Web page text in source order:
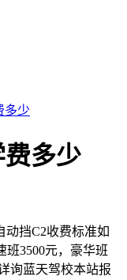
多少
多少
动挡C2收费标准如
班3500元，豪华班
询蓝天驾校本站报